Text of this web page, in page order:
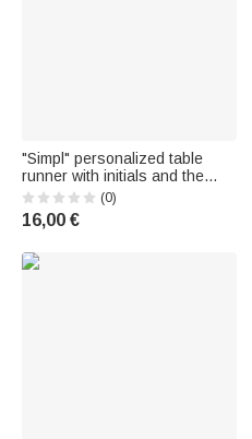
"Simpl" personalized table
runner with initials and the
word "Cheers," featuring first
names and a date: a wedding
or wedding anniversary gift for
(0)
16,00 €